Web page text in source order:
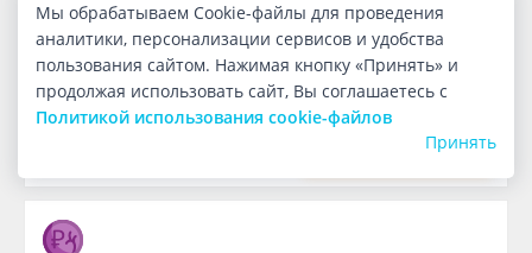
Займ онлайн
Сумма
1 000
Срок
7дней
ПОЛУЧИТЬ ДЕНЬГИ
Мы обрабатываем Cookie-файлы для проведения
аналитики, персонализации сервисов и удобства
пользования сайтом. Нажимая кнопку «Принять» и
продолжая использовать сайт, Вы соглашаетесь с
Политикой использования cookie-файлов
Принять